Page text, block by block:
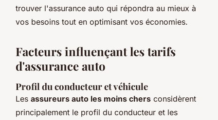
trouver l'assurance auto qui répondra au mieux à
vos besoins tout en optimisant vos économies.
Facteurs influençant les tarifs
d'assurance auto
Profil du conducteur et véhicule
Les assureurs auto les moins chers considèrent
principalement le profil du conducteur et les